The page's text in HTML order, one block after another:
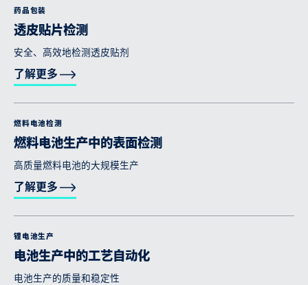
药品包装
透皮贴片检测
安全、高效地检测透皮贴剂
了解更多
燃料电池检测
燃料电池生产中的表面检测
高质量燃料电池的大规模生产
了解更多
锂电池生产
电池生产中的工艺自动化
电池生产的质量和稳定性